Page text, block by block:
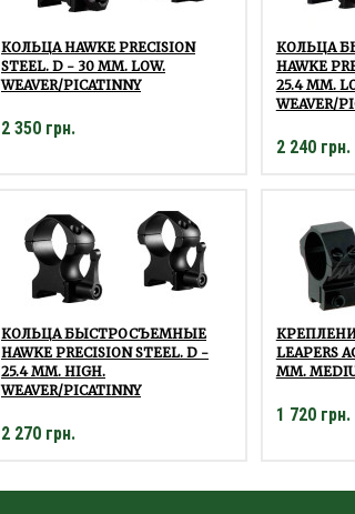
КОЛЬЦА HAWKE PRECISION
STEEL. D - 30 ММ. LOW.
WEAVER/PICATINNY
2 350 грн.
КОЛЬЦА
HAWKE
25.4 ММ.
WEAVER/
2 240 грн.
КОЛЬЦА БЫСТРОСЪЕМНЫЕ
HAWKE PRECISION STEEL. D -
25.4 ММ. HIGH.
WEAVER/PICATINNY
2 270 грн.
LEAPERS
ММ.
1 720 грн.